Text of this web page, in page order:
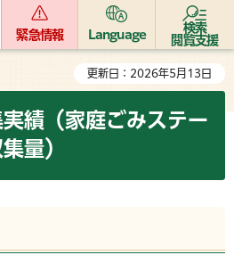
緊急情報 Language
検索
閲覧支援
更新日：2026年5月13日
績（家庭ごみステー
量）